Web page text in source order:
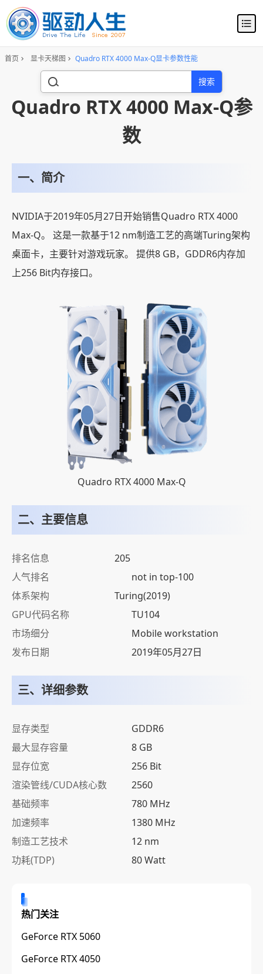
首页 显卡天梯图 Quadro RTX 4000 Max-Q显卡参数性能
搜索
Quadro RTX 4000 Max-Q参
数
一、简介
NVIDIA于2019年05月27日开始销售Quadro RTX 4000
Max-Q。 这是一款基于12 nm制造工艺的高端Turing架构
桌面卡，主要针对游戏玩家。 提供8 GB，GDDR6内存加
上256 Bit内存接口。
Quadro RTX 4000 Max-Q
二、主要信息
排名信息
205
人气排名
not in top-100
体系架构
Turing(2019)
GPU代码名称
TU104
市场细分
Mobile workstation
发布日期
2019年05月27日
三、详细参数
显存类型
GDDR6
最大显存容量
8 GB
显存位宽
256 Bit
渲染管线/CUDA核心数
2560
基础频率
780 MHz
加速频率
1380 MHz
制造工艺技术
12 nm
功耗(TDP)
80 Watt
热门关注
GeForce RTX 5060
GeForce RTX 4050